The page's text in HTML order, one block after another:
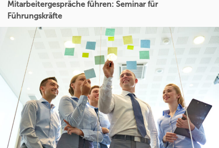
Mitarbeitergespräche führen: Seminar für
Führungskräfte